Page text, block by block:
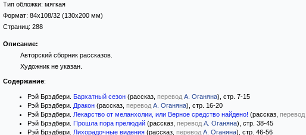
Тип обложки: мягкая
Формат: 84x108/32 (130x200 мм)
Страниц: 288
Описание:
Авторский сборник рассказов.
Художник не указан.
Содержание:
Рэй Брэдбери. Бархатный сезон (рассказ, перевод А. Оганяна), стр. 7-15
Рэй Брэдбери. Дракон (рассказ, перевод А. Оганяна), стр. 16-20
Рэй Брэдбери. Лекарство от меланхолии, или Верное средство найдено! (рассказ, перевод
Рэй Брэдбери. Прошла пора прелюдий (рассказ, перевод А. Оганяна), стр. 38-45
Рэй Брэдбери. Лихорадочные видения (рассказ, перевод А. Оганяна), стр. 46-56